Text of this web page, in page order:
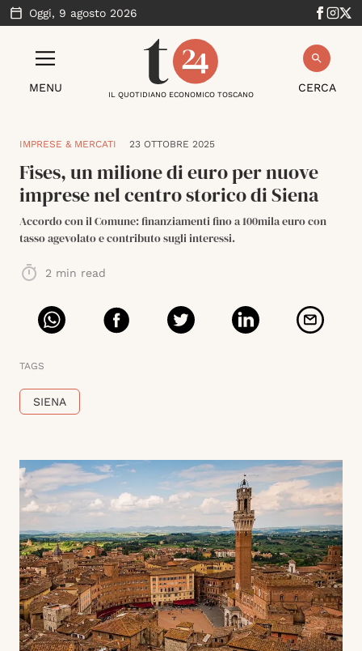
Oggi, 9 agosto 2026
MENU CERCA
IL QUOTIDIANO ECONOMICO TOSCANO
IMPRESE & MERCATI 23 OTTOBRE 2025
Fises, un milione di euro per nuove
imprese nel centro storico di Siena
Accordo con il Comune: finanziamenti fino a 100mila euro con
tasso agevolato e contributo sugli interessi.
2 min read
TAGS
SIENA